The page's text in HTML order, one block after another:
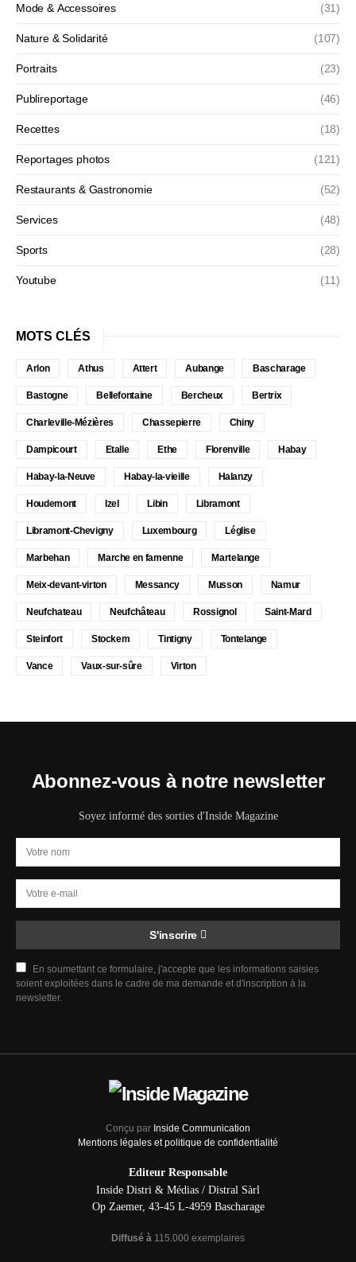
Mode & Accessoires (31)
Nature & Solidarité (107)
Portraits (23)
Publireportage (46)
Recettes (18)
Reportages photos (121)
Restaurants & Gastronomie (52)
Services (48)
Sports (28)
Youtube (11)
MOTS CLÉS
Arlon Athus Attert Aubange Bascharage
Bastogne Bellefontaine Bercheux Bertrix
Charleville-Mézières Chassepierre Chiny
Dampicourt Etalle Ethe Florenville Habay
Habay-la-Neuve Habay-la-vieille Halanzy
Houdemont Izel Libin Libramont
Libramont-Chevigny Luxembourg Léglise
Marbehan Marche en famenne Martelange
Meix-devant-virton Messancy Musson Namur
Neufchateau Neufchâteau Rossignol Saint-Mard
Steinfort Stockem Tintigny Tontelange
Vance Vaux-sur-sûre Virton
Abonnez-vous à notre newsletter
Soyez informé des sorties d'Inside Magazine
S'inscrire
En soumettant ce formulaire, j'accepte que les informations saisies
soient exploitées dans le cadre de ma demande et d'inscription à la
newsletter.
Conçu par Inside Communication
Mentions légales et politique de confidentialité
Editeur Responsable
Inside Distri & Médias / Distral Sàrl
Op Zaemer, 43-45 L-4959 Bascharage
Diffusé à 115.000 exemplaires